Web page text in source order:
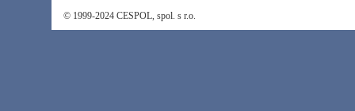
© 1999-2024 CESPOL, spol. s r.o.